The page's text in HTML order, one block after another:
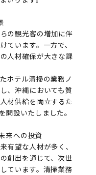
の観光客の増加に伴
ています。一方で、
人材確保が大きな課
ホテル清掃の業務ノ
、沖縄においても質
材供給を両立するた
設いたしました。
来への投資
有望な人材が多く、
創出を通じて、次世
ています。清掃業務